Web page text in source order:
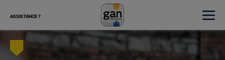
ASSISTANCE ?